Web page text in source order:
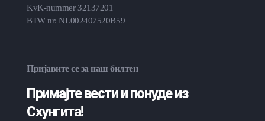
KvK-nummer 32137201
BTW nr: NL002407520B59
Пријавите се за наш билтен
Примајте вести и понуде из
Схунгита!